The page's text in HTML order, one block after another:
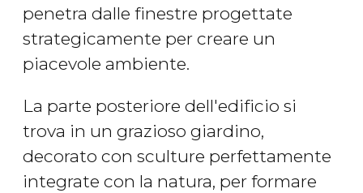
penetra dalle finestre progettate
strategicamente per creare un
piacevole ambiente.
La parte posteriore dell'edificio si
trova in un grazioso giardino,
decorato con sculture perfettamente
integrate con la natura, per formare